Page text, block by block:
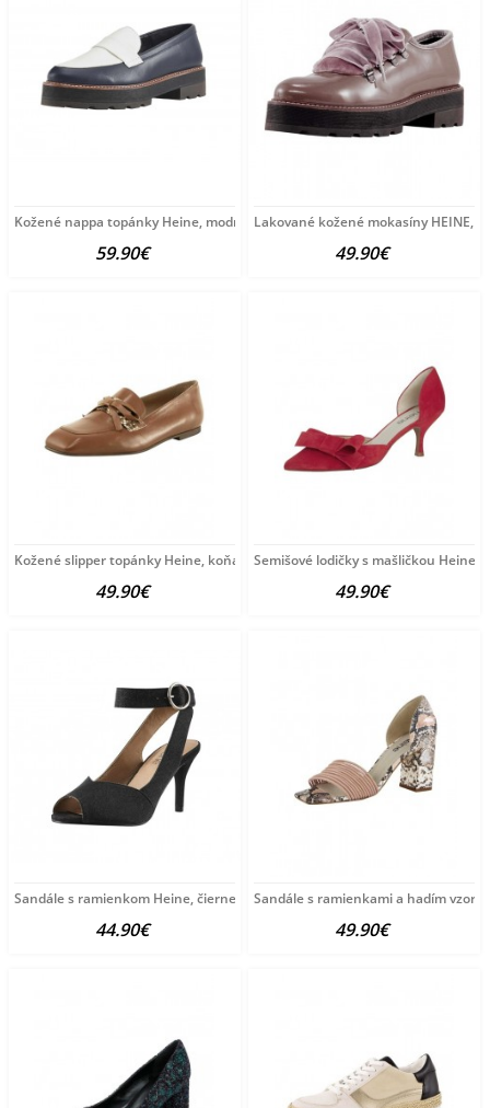
Kožené nappa topánky Heine, modro-biela
59.90€
Lakované kožené mokasíny HEINE,
49.90€
Kožené slipper topánky Heine, koňaková
49.90€
Semišové lodičky s mašličkou Heine,
49.90€
Sandále s ramienkom Heine, čierne
44.90€
Sandále s ramienkami a hadím
49.90€